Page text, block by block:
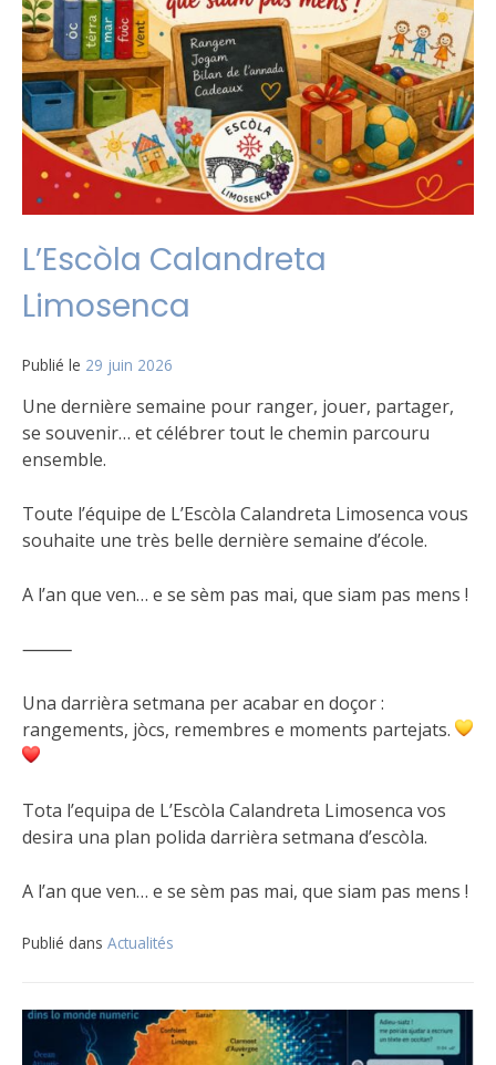
L’Escòla Calandreta
Limosenca
Publié le 29 juin 2026
Une dernière semaine pour ranger, jouer, partager,
se souvenir… et célébrer tout le chemin parcouru
ensemble.
Toute l’équipe de L’Escòla Calandreta Limosenca vous
souhaite une très belle dernière semaine d’école.
A l’an que ven… e se sèm pas mai, que siam pas mens !
⸻
Una darrièra setmana per acabar en doçor :
rangements, jòcs, remembres e moments partejats.
Tota l’equipa de L’Escòla Calandreta Limosenca vos
desira una plan polida darrièra setmana d’escòla.
A l’an que ven… e se sèm pas mai, que siam pas mens !
Publié dans Actualités